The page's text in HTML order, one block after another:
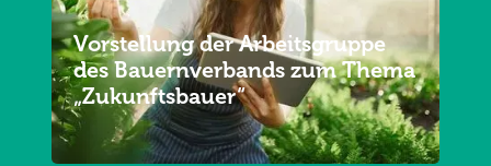
Vorstellung der Arbeitsgruppe
des Bauernverbands zum Thema
„Zukunftsbauer“